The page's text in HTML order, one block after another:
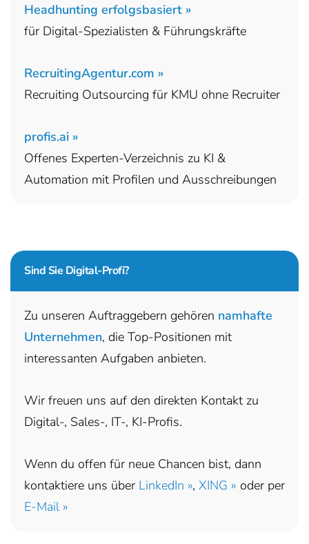
Headhunting erfolgsbasiert »
für Digital-Spezialisten & Führungskräfte
RecruitingAgentur.com »
Recruiting Outsourcing für KMU ohne Recruiter
profis.ai »
Offenes Experten-Verzeichnis zu KI &
Automation mit Profilen und Ausschreibungen
Sind Sie Digital-Profi?
Zu unseren Auftraggebern gehören namhafte
Unternehmen, die Top-Positionen mit
interessanten Aufgaben anbieten.
Wir freuen uns auf den direkten Kontakt zu
Digital-, Sales-, IT-, KI-Profis.
Wenn du offen für neue Chancen bist, dann
kontaktiere uns über LinkedIn », XING » oder per
E-Mail »